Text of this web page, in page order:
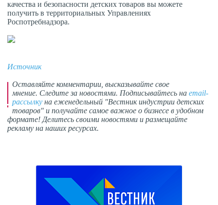
качества и безопасности детских товаров вы можете
получить в территориальных Управлениях
Роспотребнадзора.
Источник
Оставляйте комментарии, высказывайте свое
мнение. Следите за новостями. Подписывайтесь на email-
рассылку на еженедельный "Вестник индустрии детских
товаров" и получайте самое важное о бизнесе в удобном
формате! Делитесь своими новостями и размещайте
рекламу на наших ресурсах.